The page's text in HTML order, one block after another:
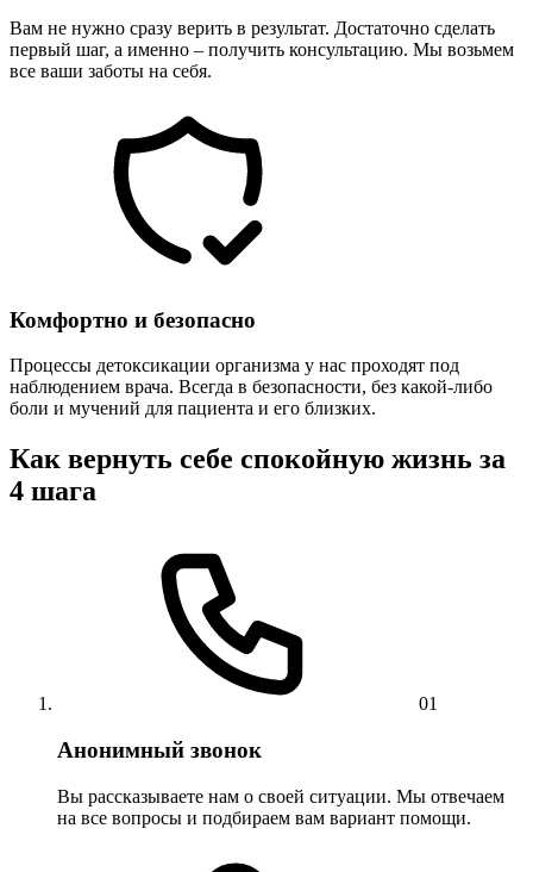
Вам не нужно сразу верить в результат. Достаточно сделать
первый шаг, а именно – получить консультацию. Мы возьмем
все ваши заботы на себя.
Комфортно и безопасно
Процессы детоксикации организма у нас проходят под
наблюдением врача. Всегда в безопасности, без какой-либо
боли и мучений для пациента и его близких.
Как вернуть себе спокойную жизнь за
4 шага
01
Анонимный звонок
Вы рассказываете нам о своей ситуации. Мы отвечаем
на все вопросы и подбираем вам вариант помощи.